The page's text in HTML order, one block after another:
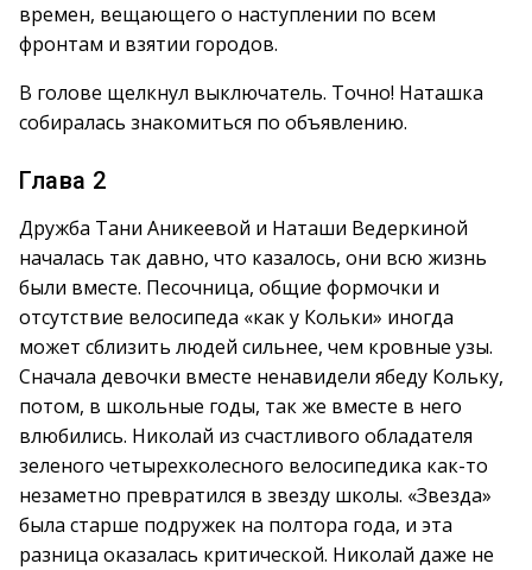
времен, вещающего о наступлении по всем
фронтам и взятии городов.
В голове щелкнул выключатель. Точно! Наташка
собиралась знакомиться по объявлению.
Глава 2
Дружба Тани Аникеевой и Наташи Ведеркиной
началась так давно, что казалось, они всю жизнь
были вместе. Песочница, общие формочки и
отсутствие велосипеда «как у Кольки» иногда
может сблизить людей сильнее, чем кровные узы.
Сначала девочки вместе ненавидели ябеду Кольку,
потом, в школьные годы, так же вместе в него
влюбились. Николай из счастливого обладателя
зеленого четырехколесного велосипедика как-то
незаметно превратился в звезду школы. «Звезда»
была старше подружек на полтора года, и эта
разница оказалась критической. Николай даже не